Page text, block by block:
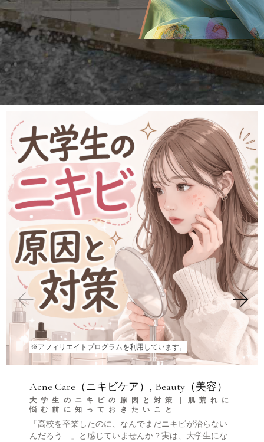
Acne Care（ニキビケア） Beauty（美容）
大学生のニキビの原因と対策｜肌荒れに
悩む前に知っておきたいこと
「高校を卒業したのに、なんでまだニキビが治らない
んだろう…」と感じていませんか？実は、大学生にな
※アフィリエイトプログラムを利用しています。